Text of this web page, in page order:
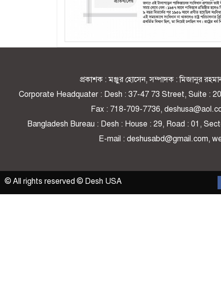
প্রকাশক : মঞ্জুর হোসেন, সম্পাদক : মিজানুর
Corporate Headquater : Desh : 37-47 73 Street, Suite :
Fax : 718-709-7736,
Bangladesh Bureau : Desh : House : 29, Road : 01,
E-mail : deshusabd@gmail.com,
© All rights reserved © Desh USA